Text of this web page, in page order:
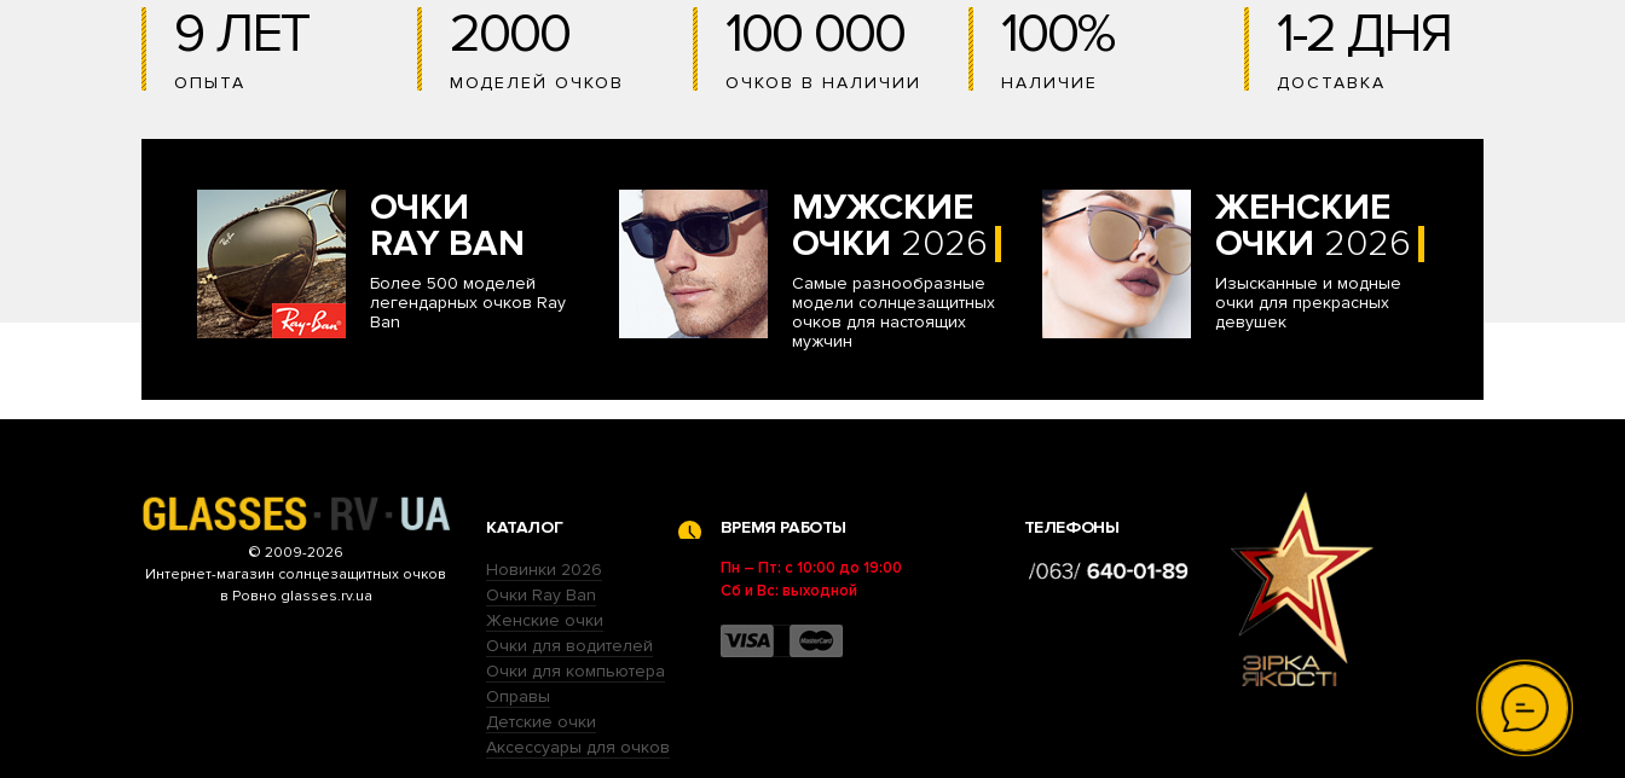
9 ЛЕТ
ОПЫТА
2000
МОДЕЛЕЙ ОЧКОВ
100 000
ОЧКОВ В НАЛИЧИИ
100%
НАЛИЧИЕ
1-2 ДНЯ
ДОСТАВКА
ОЧКИ
RAY BAN
Более 500 моделей
легендарных очков Ray
Ban
МУЖСКИЕ
ОЧКИ 2026
Самые разнообразные
модели солнцезащитных
очков для настоящих
мужчин
ЖЕНСКИЕ
ОЧКИ 2026
Изысканные и модные
очки для прекрасных
девушек
© 2009-2026
Интернет-магазин солнцезащитных очков
в Ровно glasses.rv.ua
КАТАЛОГ
Новинки 2026
Очки Ray Ban
Женские очки
Очки для водителей
Очки для компьютера
Оправы
Детские очки
Аксессуары для очков
ВРЕМЯ РАБОТЫ
Пн – Пт: с 10:00 до 19:00
Сб и Вс: выходной
ТЕЛЕФОНЫ